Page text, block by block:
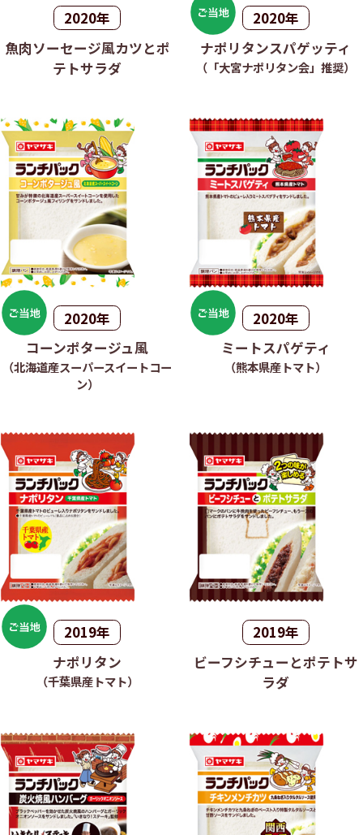
2020年
魚肉ソーセージ風カツとポ
テトサラダ
2020年
ナポリタンスパゲッティ
（「大宮ナポリタン会」推奨）
2020年
コーンポタージュ風
（北海道産スーパースイートコー
ン）
2020年
ミートスパゲティ
（熊本県産トマト）
2019年
ナポリタン
（千葉県産トマト）
2019年
ビーフシチューとポテトサ
ラダ